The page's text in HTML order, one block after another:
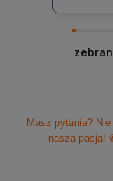
Masz pytania?
nasza pasja!